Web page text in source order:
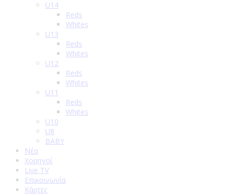
U14
Reds
Whites
U13
Reds
Whites
U12
Reds
Whites
U11
Reds
Whites
U10
U8
BABY
Νέα
Χορηγοί
Live TV
Επικοινωνία
Κάρτες